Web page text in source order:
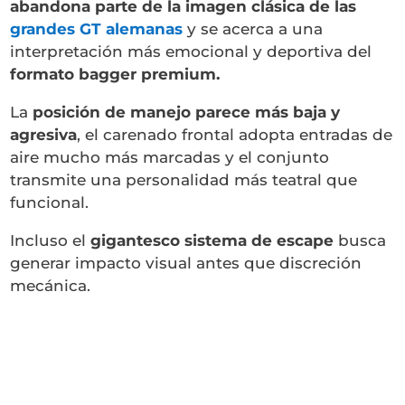
abandona parte de la imagen clásica de las
grandes GT alemanas y se acerca a una
interpretación más emocional y deportiva del
formato bagger premium.
La posición de manejo parece más baja y
agresiva, el carenado frontal adopta entradas de
aire mucho más marcadas y el conjunto
transmite una personalidad más teatral que
funcional.
Incluso elgigantesco sistema de escape busca
generar impacto visual antes que discreción
mecánica.